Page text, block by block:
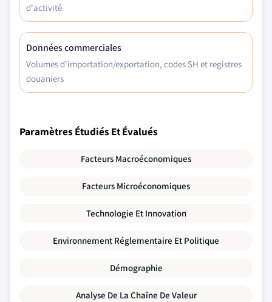
d'activité
Données commerciales
Volumes d'importation/exportation, codes SH et registres
douaniers
Paramètres Étudiés Et Évalués
Facteurs Macroéconomiques
Facteurs Microéconomiques
Technologie Et Innovation
Environnement Réglementaire Et Politique
Démographie
Analyse De La Chaîne De Valeur